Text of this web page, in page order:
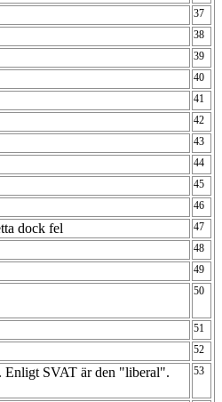
37
38
39
40
41
42
43
44
45
46
dock fel 47
48
49
50
51
52
Enligt SVAT är den "liberal". 53